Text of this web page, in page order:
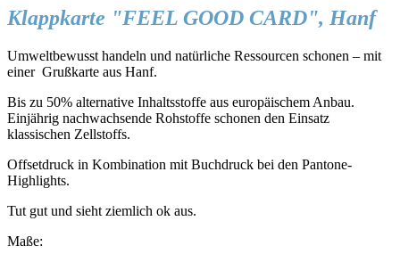
Klappkarte "FEEL GOOD CARD", Hanf
Umweltbewusst handeln und natürliche Ressourcen schonen – mit
einer Grußkarte aus Hanf.
Bis zu 50% alternative Inhaltsstoffe aus europäischem Anbau.
Einjährig nachwachsende Rohstoffe schonen den Einsatz
klassischen Zellstoffs.
Offsetdruck in Kombination mit Buchdruck bei den Pantone-
Highlights.
Tut gut und sieht ziemlich ok aus.
Maße: